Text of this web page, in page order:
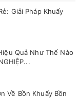
Giải Pháp Khuấy
Quả Như Thế Nào
Về Bồn Khuấy Bồn